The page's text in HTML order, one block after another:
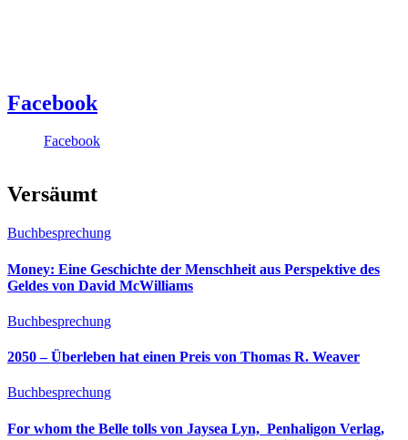
Facebook
Facebook
Versäumt
Buchbesprechung
Money: Eine Geschichte der Menschheit aus Perspektive des
Geldes von David McWilliams
Buchbesprechung
2050 – Überleben hat einen Preis von Thomas R. Weaver
Buchbesprechung
For whom the Belle tolls von Jaysea Lyn, ‎ Penhaligon Verlag,